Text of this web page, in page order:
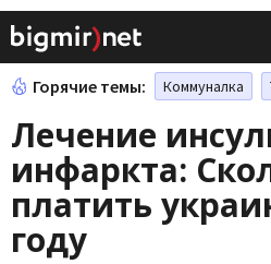
Горячие темы: Коммуналка
Лечение
инфаркта:
платить
году